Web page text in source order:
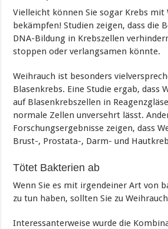
Vielleicht können Sie sogar Krebs mit
bekämpfen! Studien zeigen, dass die
DNA-Bildung in Krebszellen
stoppen oder verlangsamen könnte.
Weihrauch ist besonders
Blasenkrebs. Eine Studie ergab, dass
auf Blasenkrebszellen in
normale Zellen unversehrt lässt.
Forschungsergebnisse zeigen, dass
Brust-, Prostata-, Darm- und
Tötet Bakterien ab
Wenn Sie es mit irgendeiner Art von
zu tun haben, sollten Sie zu
Interessanterweise wurde die